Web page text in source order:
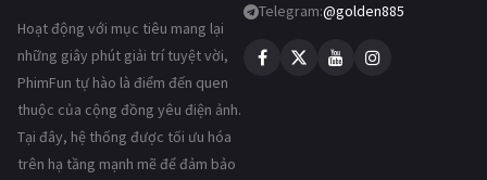
Hoạt động với mục tiêu mang lại
những giây phút giải trí tuyệt vời,
PhimFun tự hào là điểm đến quen
thuộc của cộng đồng yêu điện ảnh.
Tại đây, hệ thống được tối ưu hóa
trên hạ tầng mạnh mẽ để đảm bảo
Telegram:@golden885